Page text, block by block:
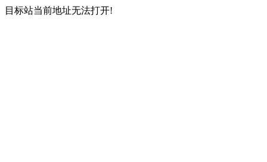
目标站当前地址无法打开!